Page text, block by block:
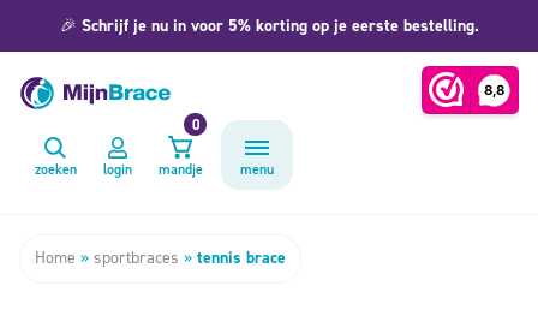
🎉 Schrijf je nu in voor 5% korting op je eerste bestelling.
zoeken login mandje
0
menu
Home » sportbraces » tennis brace